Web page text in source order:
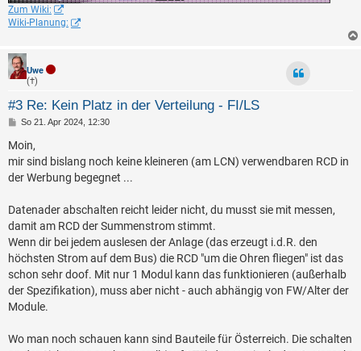
Zum Wiki:
Wiki-Planung:
Uwe
(†)
#3 Re: Kein Platz in der Verteilung - FI/LS
B
i
r
a
g
So 21. Apr 2024, 12:30
Moin,
mir sind bislang noch keine kleineren (am LCN) verwendbaren RCD in
der Werbung begegnet ...
Datenader abschalten reicht leider nicht, du musst sie mit messen,
damit am RCD der Summenstrom stimmt.
Wenn dir bei jedem auslesen der Anlage (das erzeugt i.d.R. den
höchsten Strom auf dem Bus) die RCD "um die Ohren fliegen" ist das
schon sehr doof. Mit nur 1 Modul kann das funktionieren (außerhalb
der Spezifikation), muss aber nicht - auch abhängig von FW/Alter der
Module.
Wo man noch schauen kann sind Bauteile für Österreich. Die schalten